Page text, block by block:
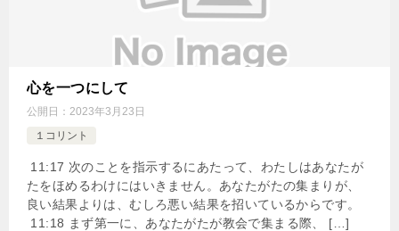
心を一つにして
公開日： 2023年3月23日
１コリント
11:17 次のことを指示するにあたって、わたしはあなたが
たをほめるわけにはいきません。あなたがたの集まりが、
良い結果よりは、むしろ悪い結果を招いているからです。
11:18 まず第一に、あなたがたが教会で集まる際、 […]